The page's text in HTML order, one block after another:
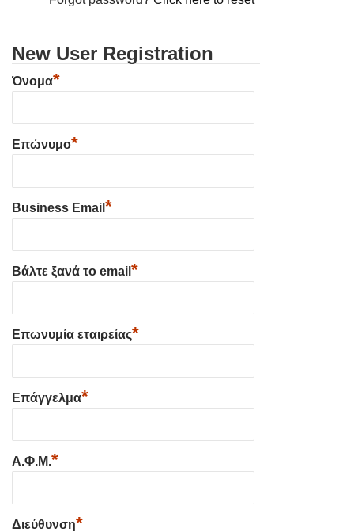
New User Registration
Όνομα*
Επώνυμο*
Business Email *
Βάλτε ξανά το email *
Επωνυμία εταιρείας*
Επάγγελμα*
Α.Φ.Μ.*
Διεύθυνση*